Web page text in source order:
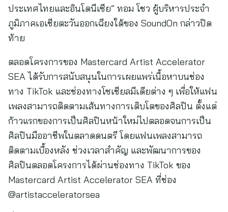
ประเทศไทยและอินโดนีเซีย” ทอม โชว ผู้บริหารประจำ
ภูมิภาคเอเชียตะวันออกเฉียงใต้ของ SoundOn กล่าวปิด
ท้าย
ตลอดโครงการของ Mastercard Artist Accelerator
SEA ได้รับการสนับสนุนในการเผยแพร่เนื้อหาบนช่อง
ทาง TikTok และช่องทางโซเชียลมีเดียต่าง ๆ เพื่อให้แฟน
เพลงสามารถติดตามเส้นทางการเติบโตของศิลปิน ตั้งแต่
ก้าวแรกของการเป็นศิลปินหน้าใหม่ไปตลอดจนการเป็น
ศิลปินมืออาชีพในตลาดดนตรี โดยแฟนเพลงสามารถ
ติดตามเบื้องหลัง ช่วงเวลาสำคัญ และพัฒนาการของ
ศิลปินตลอดโครงการได้ผ่านช่องทาง TikTok ของ
Mastercard Artist Accelerator SEA ที่ช่อง
@artistacceleratorsea